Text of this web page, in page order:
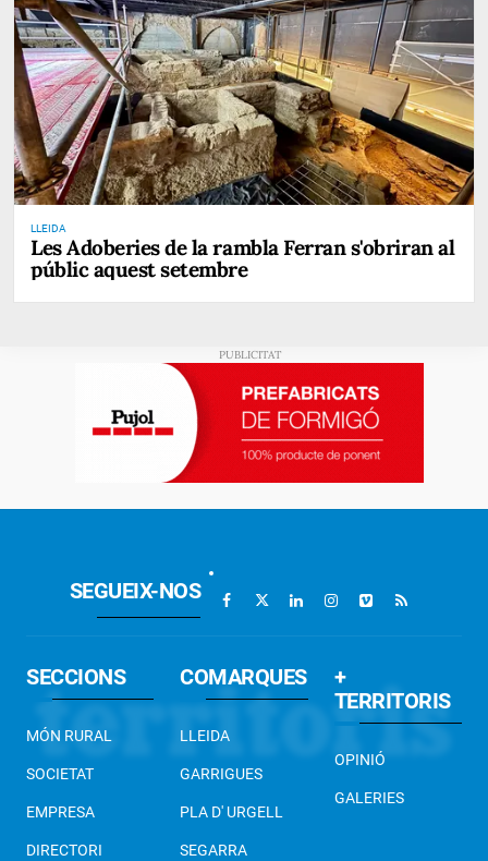
LLEIDA
Les Adoberies de la rambla Ferran s'obriran al
públic aquest setembre
SEGUEIX-NOS
SECCIONS
MÓN RURAL
SOCIETAT
EMPRESA
DIRECTORI
COMARQUES
LLEIDA
GARRIGUES
PLA D' URGELL
SEGARRA
+
TERRITORIS
OPINIÓ
GALERIES